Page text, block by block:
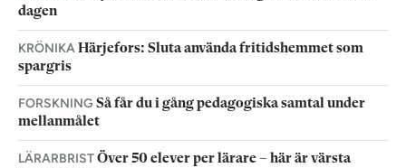
dagen
KRÖNIKA Härjefors: Sluta använda fritidshemmet som
spargris
FORSKNING Så får du i gång pedagogiska samtal under
mellanmålet
LÄRARBRISTÖver 50 elever per lärare – här är värsta